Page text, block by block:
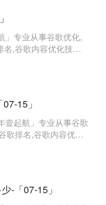
」专业从事谷歌优化,
,谷歌内容优化技巧,
15」
壹起航」专业从事谷歌
歌排名,谷歌内容优化
-「07-15」